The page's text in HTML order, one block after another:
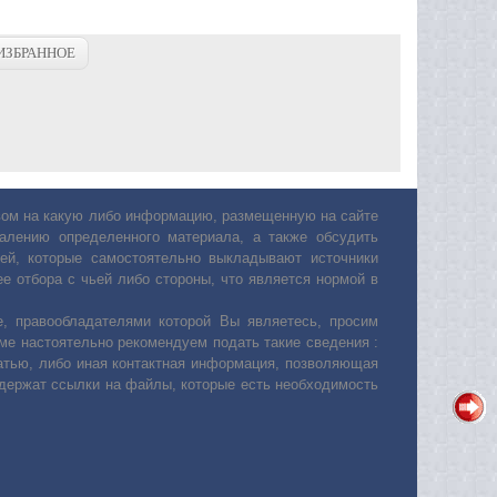
на какую либо информацию, размещенную на сайте
определенного материала, а также обсудить
которые самостоятельно выкладывают источники
отбора с чьей либо стороны, что является нормой в
которой Вы являетесь, просим
настоятельно рекомендуем подать такие сведения :
либо иная контактная информация, позволяющая
ссылки на файлы, которые есть необходимость